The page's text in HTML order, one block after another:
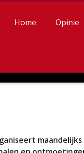
Home Opinie
maandelijks